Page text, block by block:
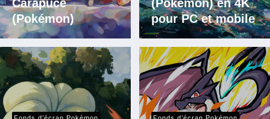
Carapuce
(Pokémon)
(Pokémon) en 4K
pour PC et mobile